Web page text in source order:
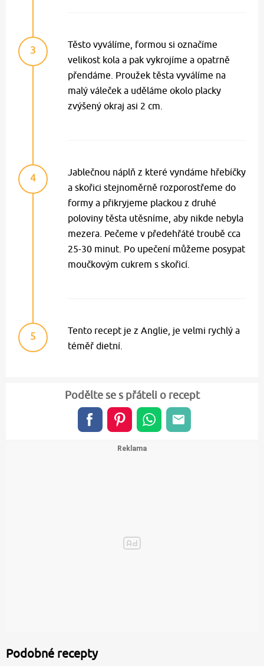
3
Těsto vyválíme, formou si označíme
velikost kola a pak vykrojíme a opatrně
přendáme. Proužek těsta vyválíme na
malý váleček a uděláme okolo placky
zvýšený okraj asi 2 cm.
4
Jablečnou náplň z které vyndáme hřebíčky
a skořici stejnoměrně rozporostřeme do
formy a přikryjeme plackou z druhé
poloviny těsta utěsníme, aby nikde nebyla
mezera. Pečeme v předehřáté troubě cca
25-30 minut. Po upečení můžeme posypat
moučkovým cukrem s skořicí.
5
Tento recept je z Anglie, je velmi rychlý a
téměř dietní.
Podělte se s přáteli o recept
Podobné recepty